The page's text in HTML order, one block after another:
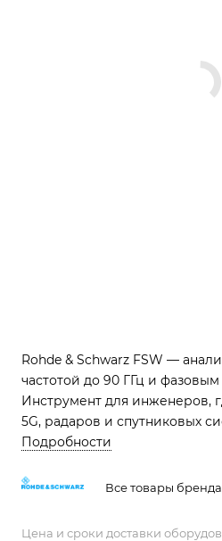
Rohde & Schwarz FSW —
частотой до 90 ГГц и
Инструмент для инженеров,
5G, радаров и спутниковых
интуитивным интерфейсом.
эталон без компромиссов.
Подробности
Все товары
Цена и сроки доставки